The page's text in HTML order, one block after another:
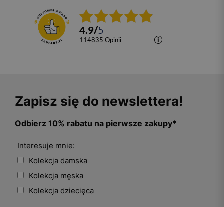
4.9/5
114835 opinii
Zapisz się do newslettera!
Odbierz 10% rabatu na pierwsze zakupy*
Interesuje mnie:
Kolekcja damska
Kolekcja męska
Kolekcja dziecięca